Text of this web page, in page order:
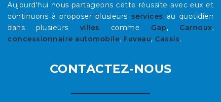
Aujourd'hui nous partageons cette réussite avec eux et
continuons à proposer plusieurs services au quotidien
dans plusieurs villes comme Gap, Carnoux,
concessionnaire automobile, Fuveau, Cassis.
CONTACTEZ-NOUS